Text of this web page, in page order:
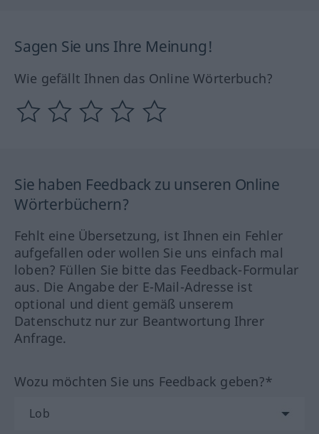
Sagen Sie uns Ihre Meinung!
Wie gefällt Ihnen das Online Wörterbuch?
Sie haben Feedback zu unseren Online
Wörterbüchern?
Fehlt eine Übersetzung, ist Ihnen ein Fehler
aufgefallen oder wollen Sie uns einfach mal
loben? Füllen Sie bitte das Feedback-Formular
aus. Die Angabe der E-Mail-Adresse ist
optional und dient gemäß unserem
Datenschutz nur zur Beantwortung Ihrer
Anfrage.
Wozu möchten Sie uns Feedback geben?*